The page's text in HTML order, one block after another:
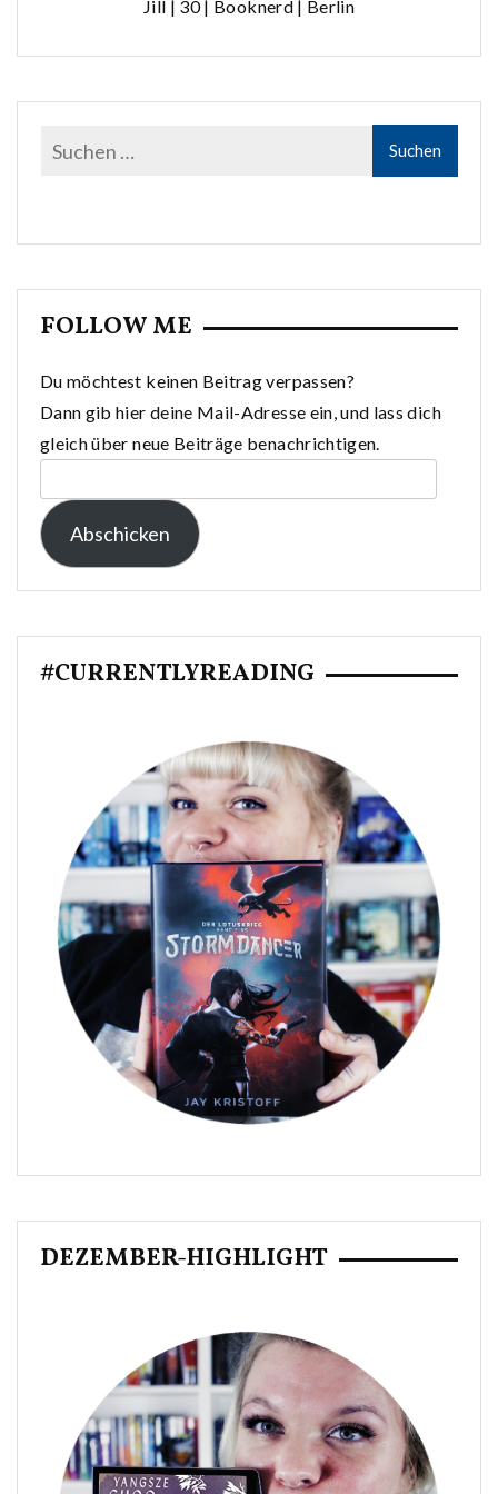
Jill | 30 | Booknerd | Berlin
FOLLOW ME
Du möchtest keinen Beitrag verpassen?
Dann gib hier deine Mail-Adresse ein, und lass dich
gleich über neue Beiträge benachrichtigen.
Mail-
Adresse:
Abschicken
#CURRENTLYREADING
DEZEMBER-HIGHLIGHT